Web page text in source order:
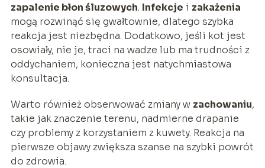
zapalenie błon śluzowych. Infekcje i zakażenia
mogą rozwinąć się gwałtownie, dlatego szybka
reakcja jest niezbędna. Dodatkowo, jeśli kot jest
osowiały, nie je, traci na wadze lub ma trudności z
oddychaniem, konieczna jest natychmiastowa
konsultacja.
Warto również obserwować zmiany w zachowaniu,
takie jak znaczenie terenu, nadmierne drapanie
czy problemy z korzystaniem z kuwety. Reakcja na
pierwsze objawy zwiększa szanse na szybki powrót
do zdrowia.